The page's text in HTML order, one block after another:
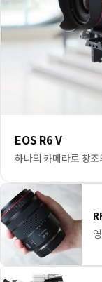
EOS R6 V
하나의 카메라로 창